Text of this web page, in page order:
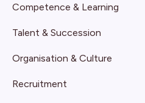
Competence & Learning
Talent & Succession
Organisation & Culture
Recruitment